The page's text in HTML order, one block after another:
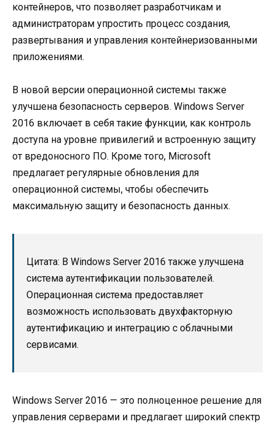
контейнеров, что позволяет разработчикам и
администраторам упростить процесс создания,
развертывания и управления контейнеризованными
приложениями.
В новой версии операционной системы также
улучшена безопасность серверов. Windows Server
2016 включает в себя такие функции, как контроль
доступа на уровне привилегий и встроенную защиту
от вредоносного ПО. Кроме того, Microsoft
предлагает регулярные обновления для
операционной системы, чтобы обеспечить
максимальную защиту и безопасность данных.
Цитата: В Windows Server 2016 также улучшена
система аутентификации пользователей.
Операционная система предоставляет
возможность использовать двухфакторную
аутентификацию и интеграцию с облачными
сервисами.
Windows Server 2016 — это полноценное решение для
управления серверами и предлагает широкий спектр